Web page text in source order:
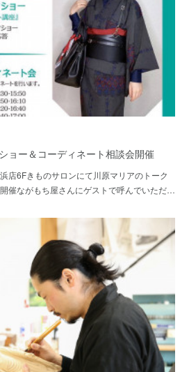
ョー＆コーディネート相談会開催
店6Fきものサロンにて川原マリアのトーク
催ながもち屋さんにゲストで呼んでいただ…